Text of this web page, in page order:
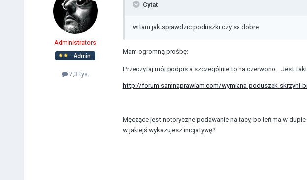
Administrators
7,3 tys.
Cytat
witam jak sprawdzic poduszki czy sa dobre
Mam ogromną prośbę:
Przeczytaj mój podpis a szczególnie to na czerwono... Jest
http://forum.samnaprawiam.com/wymiana-poduszek-
Męczące jest notoryczne podawanie na tacy, bo leń ma w
w jakiejś wykazujesz inicjatywę?